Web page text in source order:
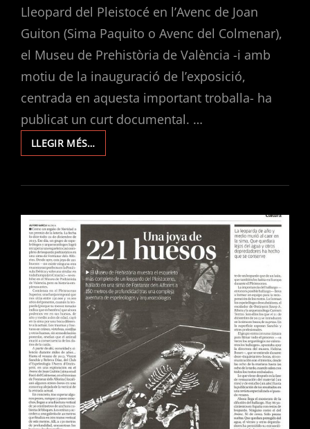
Lleopard del Pleistocé en l’Avenc de Joan
Guiton (Sima Paquito o Avenc del Colmenar),
el Museu de Prehistòria de València -i amb
motiu de la inauguració de l’exposició,
centrada en aquesta important troballa- ha
publicat un curt documental. …
LLEGIR MÉS…UNA
TROBALLA
EL
SOBRE
LLEOPARD
DE
L’AVENC
DE
JOAN
GUITON.